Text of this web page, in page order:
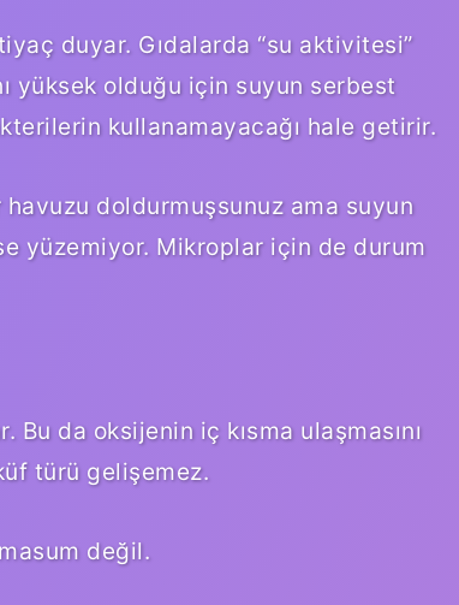
duyar. Gıdalarda “su aktivitesi”
yüksek olduğu için suyun serbest
kullanamayacağı hale getirir.
doldurmuşsunuz ama suyun
yüzemiyor. Mikroplar için de durum
Bu da oksijenin iç kısma ulaşmasını
türü gelişemez.
değil.